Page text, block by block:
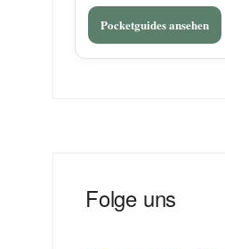
Pocketguides ansehen
Folge uns